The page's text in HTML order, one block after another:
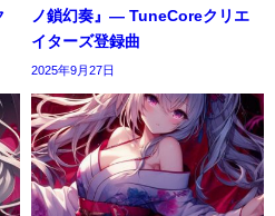
ノ鎖幻奏』― TuneCoreクリエ
イターズ登録曲
2025年9月27日